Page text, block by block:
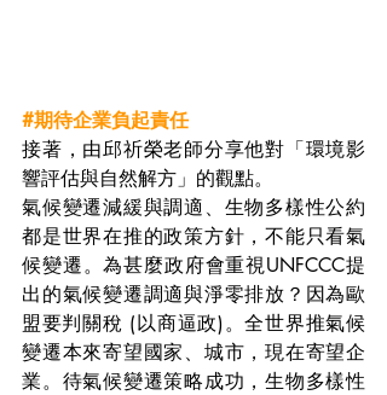
#期待企業負起責任
接著，由邱祈榮老師分享他對「環境影
響評估與自然解方」的觀點。
氣候變遷減緩與調適、生物多樣性公約
都是世界在推的政策方針，不能只看氣
候變遷。為甚麼政府會重視UNFCCC提
出的氣候變遷調適與淨零排放？因為歐
盟要判關稅 (以商逼政)。全世界推氣候
變遷本來寄望國家、城市，現在寄望企
業。待氣候變遷策略成功，生物多樣性